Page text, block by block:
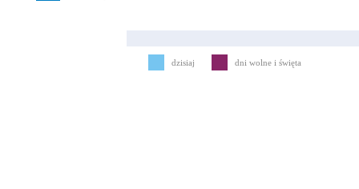
dzisiaj dni wolne i święta